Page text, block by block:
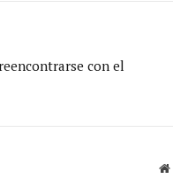
con el
Sitio